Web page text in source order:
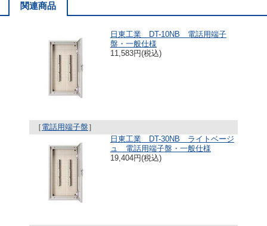
関連商品
日東工業 DT-10NB 電話用端子
盤・一般仕様
11,583円(税込)
［ 電話用端子盤］
日東工業 DT-30NB ライトベージ
ュ 電話用端子盤・一般仕様
19,404円(税込)